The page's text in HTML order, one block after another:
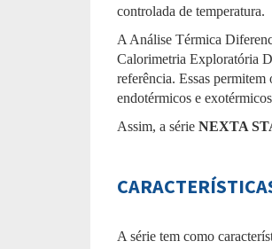
controlada de temperatura.
A Análise Térmica
Calorimetria Exploratória
referência. Essas
endotérmicos e
Assim, a série NEXTA
A série tem como